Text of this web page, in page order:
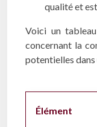
qualité et
Voici un
concernant la
potentielles dans
Élément